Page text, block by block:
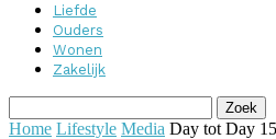
Liefde
Ouders
Wonen
Zakelijk
Home Lifestyle Media Day tot Day